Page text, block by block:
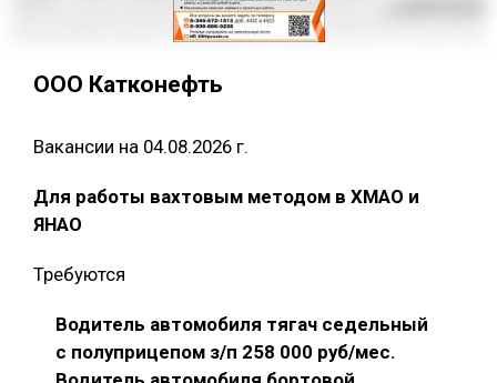
ООО Катконефть
Вакансии на 04.08.2026 г.
Для работы вахтовым методом в ХМАО и
ЯНАО
Требуются
Водитель автомобиля тягач седельный
с полуприцепом з/п 258 000 руб/мес.